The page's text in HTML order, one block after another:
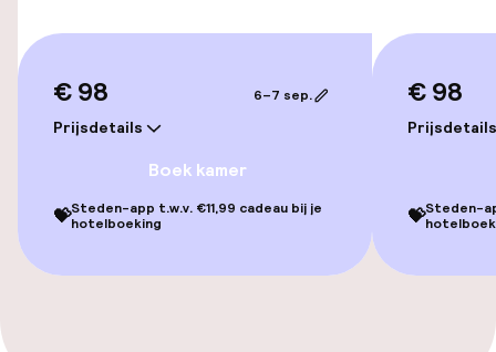
Entertainment
Gratis wifi
Zonneterras
Eet- en drinkgelegenheden
Restaurant
€ 98
Prijsdetails
6–7 sep.
Boek kamer
💝Steden-app t.w.v. €11,99 cadeau bij je
hotelboeking
€ 98
Prijsdetails
💝Steden-